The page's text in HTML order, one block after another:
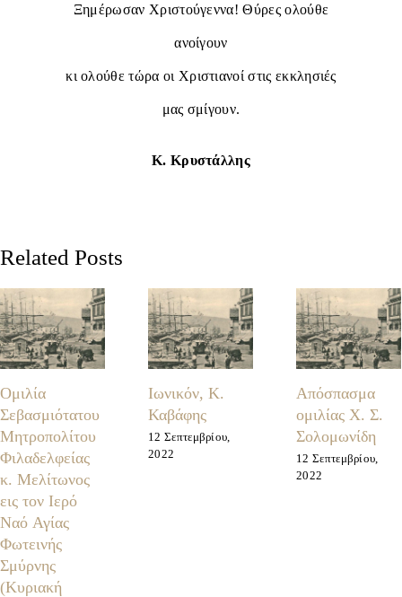
Ξημέρωσαν Χριστούγεννα! Θύρες ολούθε
ανοίγουν
κι ολούθε τώρα οι Χριστιανοί στις εκκλησιές
μας σμίγουν.
Κ. Κρυστάλλης
Related Posts
Ομιλία
Σεβασμιότατου
Μητροπολίτου
Φιλαδελφείας
κ. Μελίτωνος
εις τον Ιερό
Ναό Αγίας
Φωτεινής
Σμύρνης
(Κυριακή
Ιωνικόν, Κ.
Καβάφης
12 Σεπτεμβρίου,
2022
Απόσπασμα
ομιλίας Χ. Σ.
Σολομωνίδη
12 Σεπτεμβρίου,
2022